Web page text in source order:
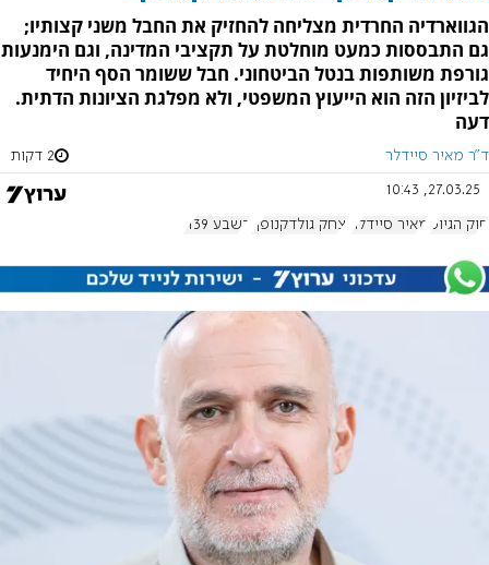
הגווארדיה החרדית מצליחה להחזיק את החבל משני קצותיו;
גם התבססות כמעט מוחלטת על תקציבי המדינה, וגם הימנעות
גורפת משותפות בנטל הביטחוני. חבל ששומר הסף היחיד
לביזיון הזה הוא הייעוץ המשפטי, ולא מפלגת הציונות הדתית.
דעה
ד"ר מאיר סיידלר 2 דקות
27.03.25, 10:43
חוק הגיוס מאיר סיידלר יצחק גולדקנופף בשבע 1139